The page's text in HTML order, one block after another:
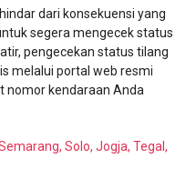
dari konsekuensi yang
segera mengecek status
pengecekan status tilang
melalui portal web resmi
nomor kendaraan Anda
Solo, Jogja, Tegal,